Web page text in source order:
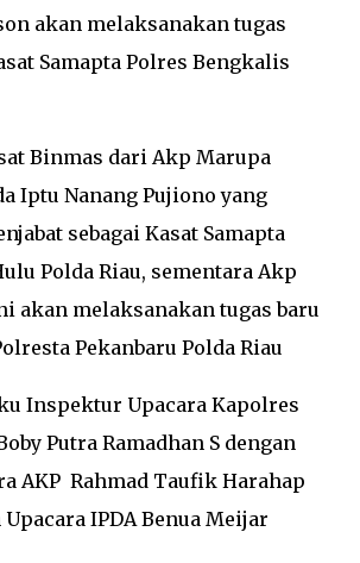
akan melaksanakan tugas
Samapta Polres Bengkalis
Binmas dari Akp Marupa
Iptu Nanang Pujiono yang
sebagai Kasat Samapta
Polda Riau, sementara Akp
akan melaksanakan tugas baru
Pekanbaru Polda Riau
Inspektur Upacara Kapolres
Putra Ramadhan S dengan
AKP Rahmad Taufik Harahap
IPDA Benua Meijar